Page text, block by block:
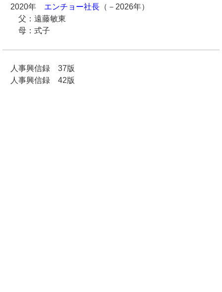
2020年 エンチョー社長（－2026年）
父：遠藤敏東
母：式子
人事興信録 37版
人事興信録 42版